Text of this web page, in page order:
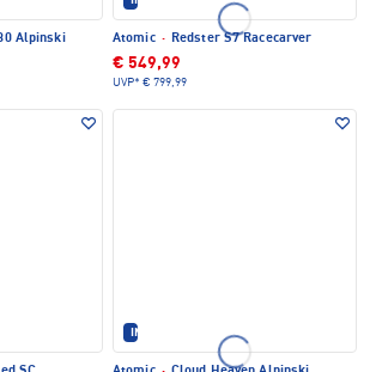
Alpinski Atomic · Redster S7 Racecarver
€ 549,99
UVP* € 799,99
IM SET ERHÄLTLICH